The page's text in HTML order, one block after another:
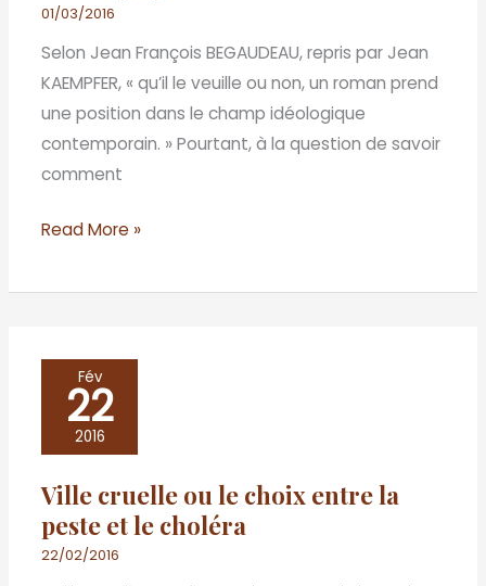
01/03/2016
Selon Jean François BEGAUDEAU, repris par Jean
KAEMPFER, « qu’il le veuille ou non, un roman prend
une position dans le champ idéologique
contemporain. » Pourtant, à la question de savoir
comment
Read More »
Fév
22
2016
Ville cruelle ou le choix entre la
peste et le choléra
22/02/2016
cruelle
choix
entre
la